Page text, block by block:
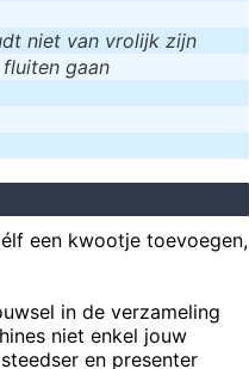
niet van vrolijk zijn
gaan
een kwootje toevoegen,
in de verzameling
niet enkel jouw
en presenter